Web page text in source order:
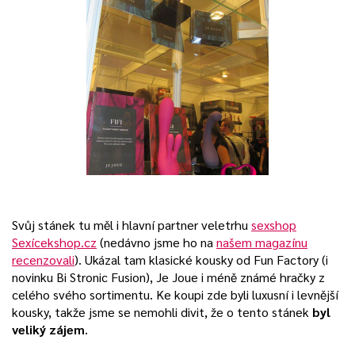
Svůj stánek tu měl i hlavní partner veletrhusexshop
Sexícekshop.cz (nedávno jsme ho na našem magazínu
recenzovali). Ukázal tam klasické kousky od Fun Factory (i
novinku Bi Stronic Fusion), Je Joue i méně známé hračky z
celého svého sortimentu. Ke koupi zde byli luxusní i levnější
kousky, takže jsme se nemohli divit, že o tento stánek byl
veliký zájem.